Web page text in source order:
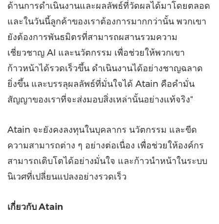
ด้านการดำเนินงานและผลลัพธ์ที่วัดผลได้มาโดยตลอด
และในวันนี้ลูกค้าของเราต้องการมากกว่านั้น พวกเขา
ยังต้องการพันธมิตรที่สามารถผสานรวมความ
เชี่ยวชาญ AI และนวัตกรรม เพื่อช่วยให้พวกเขา
ก้าวหน้าได้รวดเร็วขึ้น ดำเนินงานได้อย่างชาญฉลาด
ยิ่งขึ้น และบรรลุผลลัพธ์ที่มั่นใจได้ Atain คือคำมั่น
สัญญาของเราที่จะส่งมอบสิ่งเหล่านั้นอย่างแท้จริง"
Atain จะยังคงลงทุนในบุคลากร นวัตกรรม และขีด
ความสามารถต่าง ๆ อย่างต่อเนื่อง เพื่อช่วยให้องค์กร
สามารถเติบโตได้อย่างมั่นใจ และก้าวนำหน้าในระบบ
นิเวศที่เปลี่ยนแปลงอย่างรวดเร็ว
เกี่ยวกับAtain